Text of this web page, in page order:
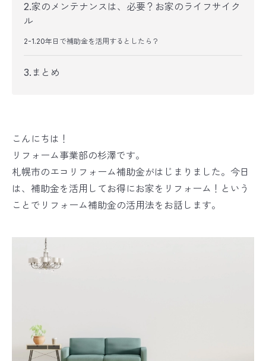
2.家のメンテナンスは、必要？お家のライフサイク
ル
2-1.20年日で補助金を活用するとしたら？
3.まとめ
こんにちは！
リフォーム事業部の杉澤です。
札幌市のエコリフォーム補助金がはじまりました。今日
は、補助金を活用してお得にお家をリフォーム！という
ことでリフォーム補助金の活用法をお話します。